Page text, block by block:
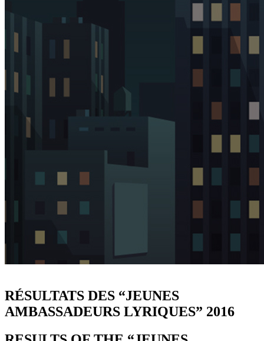
RÉSULTATS DES “JEUNES
AMBASSADEURS LYRIQUES” 2016